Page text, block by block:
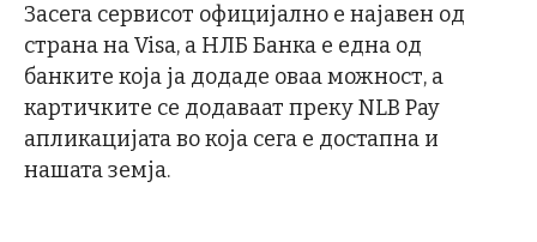
Засега сервисот официјално е најавен од
страна на Visa, а НЛБ Банка е една од
банките која ја додаде оваа можност, а
картичките се додаваат преку NLB Pay
апликацијата во која сега е достапна и
нашата земја.